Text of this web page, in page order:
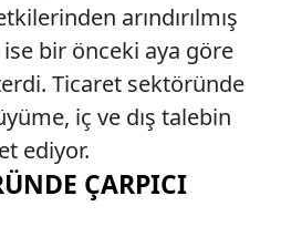
arındırılmış
bir önceki aya göre
Ticaret sektöründe
iç ve dış talebin
ediyor.
ÇARPICI